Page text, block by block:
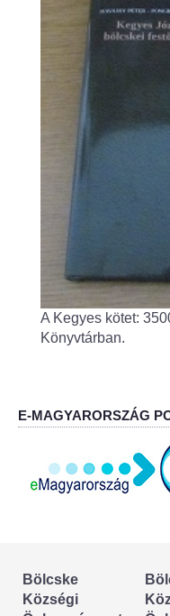
IKSZT -
Rendezvényház
Könyvtár
Rákóczi Mozi
ESEMÉNYEK
VÁLASZTÁSI
Választási
A Kegyes kötet:
Könyvtárban.
E-MAGYARORSZÁG
Bölcske
Községi